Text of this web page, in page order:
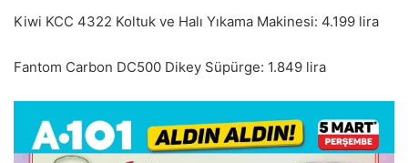
Kiwi KCC 4322 Koltuk ve Halı Yıkama Makinesi: 4.199 lira
Fantom Carbon DC500 Dikey Süpürge: 1.849 lira